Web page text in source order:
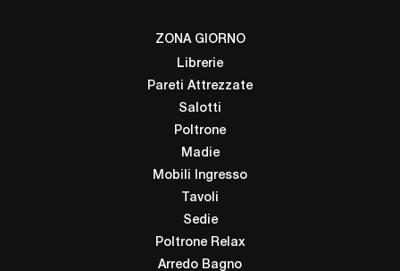
ZONA GIORNO
Librerie
Pareti Attrezzate
Salotti
Poltrone
Madie
Mobili Ingresso
Tavoli
Sedie
Poltrone Relax
Arredo Bagno